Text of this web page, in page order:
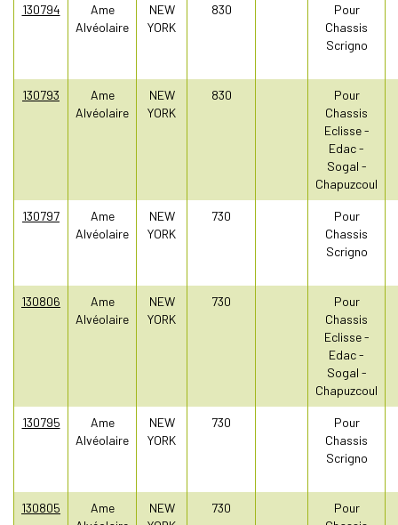
130794
Ame
Alvéolaire
NEW
YORK
830
Pour
Chassis
Scrigno
130793
Ame
Alvéolaire
NEW
YORK
830
Pour
Chassis
Eclisse -
Edac -
Sogal -
Chapuzcoul
130797
Ame
Alvéolaire
NEW
YORK
730
Pour
Chassis
Scrigno
130806
Ame
Alvéolaire
NEW
YORK
730
Pour
Chassis
Eclisse -
Edac -
Sogal -
Chapuzcoul
130795
Ame
Alvéolaire
NEW
YORK
730
Pour
Chassis
Scrigno
130805
Ame
NEW
730
Pour